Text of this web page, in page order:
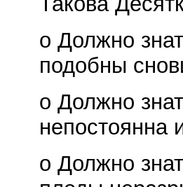
o Должно
подобны
o Должно
непостоянна
o Должно